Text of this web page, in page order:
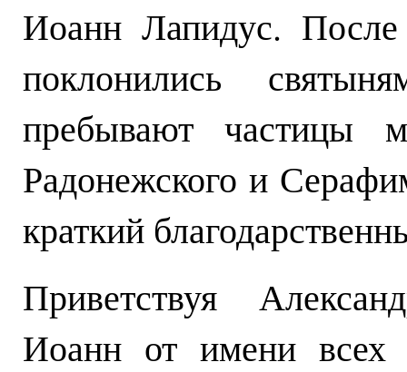
Иоанн Лапидус. После
поклонились
пребывают частицы
Радонежского и
краткий
Приветствуя
Иоанн от имени всех